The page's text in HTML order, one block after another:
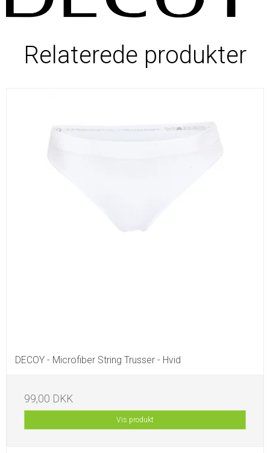
Relaterede produkter
DECOY - Microfiber String Trusser - Hvid
99,00 DKK
Vis produkt